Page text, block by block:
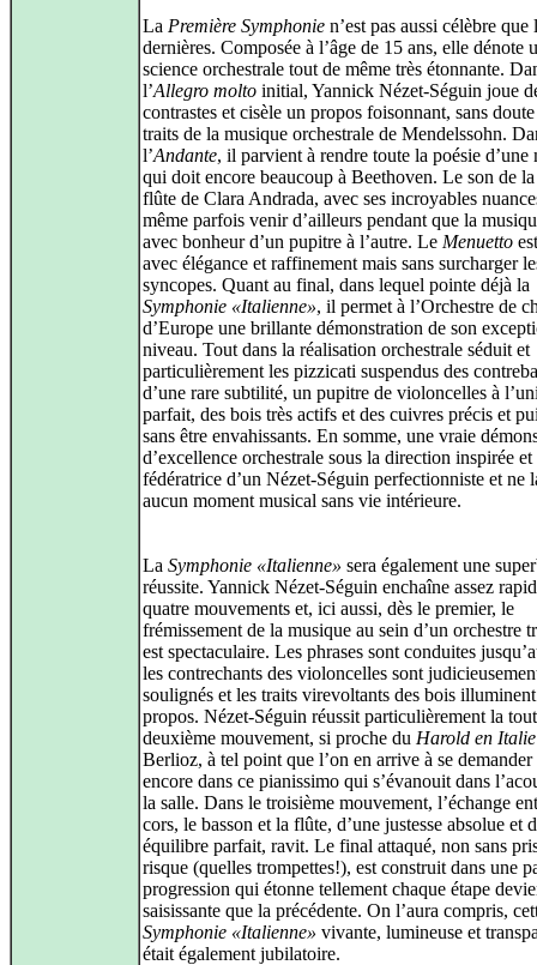
La Première Symphonie n’est pas aussi célèbre que
dernières. Composée à l’âge de 15 ans, elle dénote
science orchestrale tout de même très étonnante.
l’Allegro molto initial, Yannick Nézet-Séguin joue
contrastes et cisèle un propos foisonnant, sans
traits de la musique orchestrale de Mendelssohn.
l’Andante, il parvient à rendre toute la poésie d’une
qui doit encore beaucoup à Beethoven. Le son de
flûte de Clara Andrada, avec ses incroyables
même parfois venir d’ailleurs pendant que la
avec bonheur d’un pupitre à l’autre. Le Menuetto
avec élégance et raffinement mais sans surcharger
syncopes. Quant au final, dans lequel pointe déjà la
Symphonie «Italienne», il permet à l’Orchestre de
d’Europe une brillante démonstration de son
niveau. Tout dans la réalisation orchestrale séduit et
particulièrement les pizzicati suspendus des
d’une rare subtilité, un pupitre de violoncelles à
parfait, des bois très actifs et des cuivres précis et
sans être envahissants. En somme, une vraie
d’excellence orchestrale sous la direction inspirée et
fédératrice d’un Nézet-Séguin perfectionniste et ne
aucun moment musical sans vie intérieure.
La Symphonie «Italienne» sera également une
réussite. Yannick Nézet-Séguin enchaîne assez
quatre mouvements et, ici aussi, dès le premier, le
frémissement de la musique au sein d’un orchestre
est spectaculaire. Les phrases sont conduites
les contrechants des violoncelles sont
soulignés et les traits virevoltants des bois
propos. Nézet-Séguin réussit particulièrement la
deuxième mouvement, si proche du Harold en Italie
Berlioz, à tel point que l’on en arrive à se
encore dans ce pianissimo qui s’évanouit dans
la salle. Dans le troisième mouvement, l’échange
cors, le basson et la flûte, d’une justesse absolue et
équilibre parfait, ravit. Le final attaqué, non sans
risque (quelles trompettes!), est construit dans une
progression qui étonne tellement chaque étape
saisissante que la précédente. On l’aura compris,
Symphonie «Italienne» vivante, lumineuse et
était également jubilatoire.